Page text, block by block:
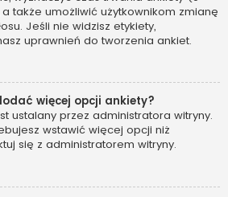
także umożliwić użytkownikom zmianę
Jeśli nie widzisz etykiety,
uprawnień do tworzenia ankiet.
więcej opcji ankiety?
ustalany przez administratora witryny.
wstawić więcej opcji niż
się z administratorem witryny.